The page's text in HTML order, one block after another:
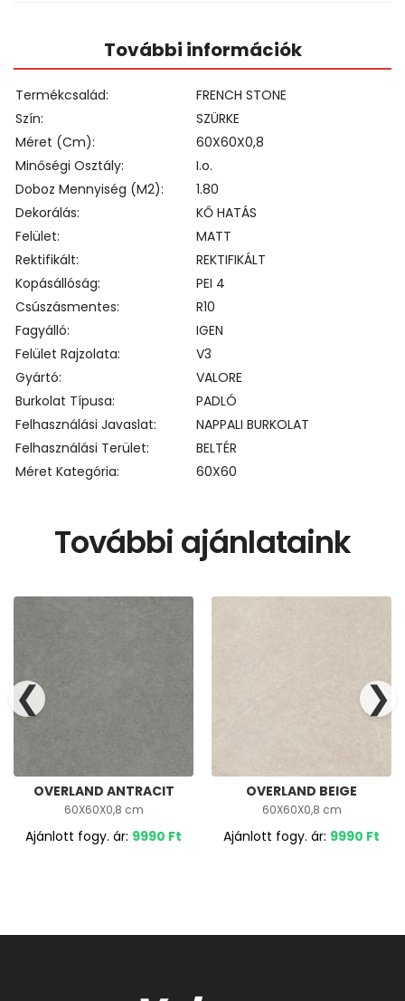
További információk
Termékcsalád
FRENCH STONE
Szín
SZÜRKE
Méret (cm)
60X60X0,8
Minőségi Osztály
I.o.
Doboz Mennyiség (m2)
1.80
Dekorálás
KŐ HATÁS
Felület
MATT
Rektifikált
REKTIFIKÁLT
Kopásállóság
PEI 4
Csúszásmentes
R10
Fagyálló
IGEN
Felület Rajzolata
V3
Gyártó
VALORE
Burkolat Típusa
PADLÓ
Felhasználási Javaslat
NAPPALI BURKOLAT
Felhasználási Terület
BELTÉR
Méret Kategória
60X60
További ajánlataink
OVERLAND ANTRACIT
60X60X0,8 cm
Ajánlott fogy. ár: 9990 Ft
OVERLAND BEIGE
60X60X0,8 cm
Ajánlott fogy. ár: 9990 Ft
❮ ❯